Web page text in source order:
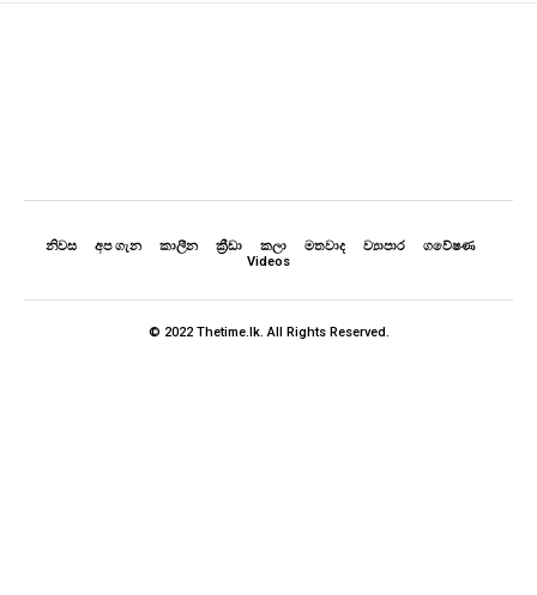
නිවස අප ගැන කාලීන ක්‍රීඩා කලා මතවාද ව්‍යාපාර
ගවේෂණ
Videos
© 2022 Thetime.lk. All Rights Reserved.